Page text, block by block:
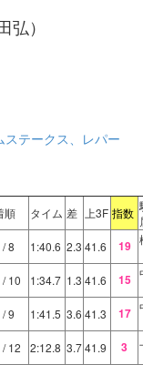
弘）
テークス、レパー
順 タイム 差 上3F 指数
/ 8 1:40.6 2.3 41.6 19
/ 10 1:34.7 1.3 41.6 15
/ 9 1:41.5 3.6 41.3 17
/ 12 2:12.8 3.741.9 3